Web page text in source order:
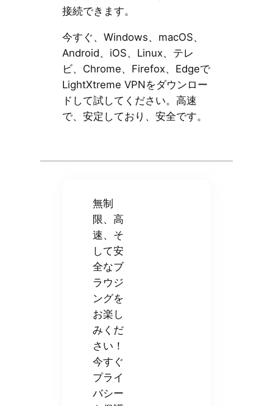
接続できます。
今すぐ、Windows、macOS、
Android、iOS、Linux、テレ
ビ、Chrome、Firefox、Edgeで
LightXtreme VPNをダウンロー
ドして試してください。高速
で、安定しており、安全です。
無制
限、高
速、そ
して安
全なブ
ラウジ
ングを
お楽し
みくだ
さい！
今すぐ
プライ
バシー